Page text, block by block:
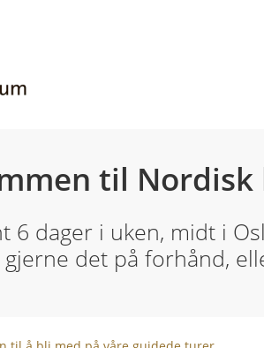
til
6 dager i uken, midt i
gjerne det på forhånd,